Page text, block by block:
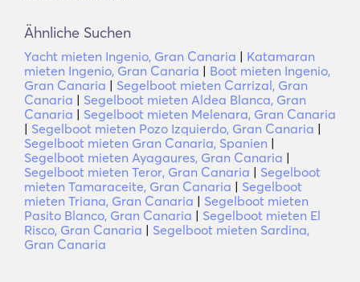
Ähnliche Suchen
Yacht mieten Ingenio, Gran Canaria | Katamaran
mieten Ingenio, Gran Canaria | Boot mieten Ingenio,
Gran Canaria | Segelboot mieten Carrizal, Gran
Canaria | Segelboot mieten Aldea Blanca, Gran
Canaria | Segelboot mieten Melenara, Gran Canaria
| Segelboot mieten Pozo Izquierdo, Gran Canaria |
Segelboot mieten Gran Canaria, Spanien |
Segelboot mieten Ayagaures, Gran Canaria |
Segelboot mieten Teror, Gran Canaria | Segelboot
mieten Tamaraceite, Gran Canaria | Segelboot
mieten Triana, Gran Canaria | Segelboot mieten
Pasito Blanco, Gran Canaria | Segelboot mieten El
Risco, Gran Canaria | Segelboot mieten Sardina,
Gran Canaria